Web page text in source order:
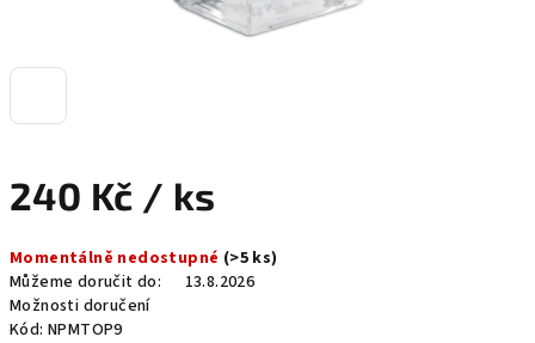
240 Kč / ks
cena:
Momentálně nedostupné (>5 ks)
Můžeme doručit do:
13.8.2026
Možnosti doručení
Kód: NPMTOP9